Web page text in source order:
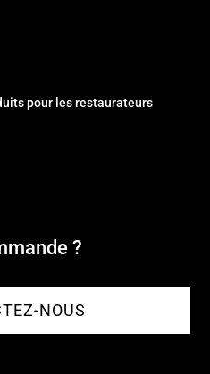
pour les restaurateurs
?
NOUS